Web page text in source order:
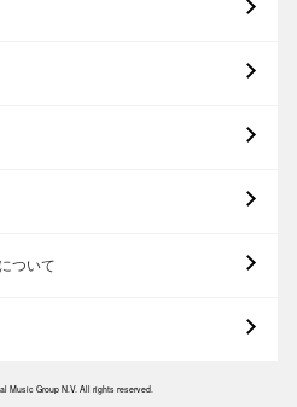
ついて
Music Group N.V. All rights reserved.